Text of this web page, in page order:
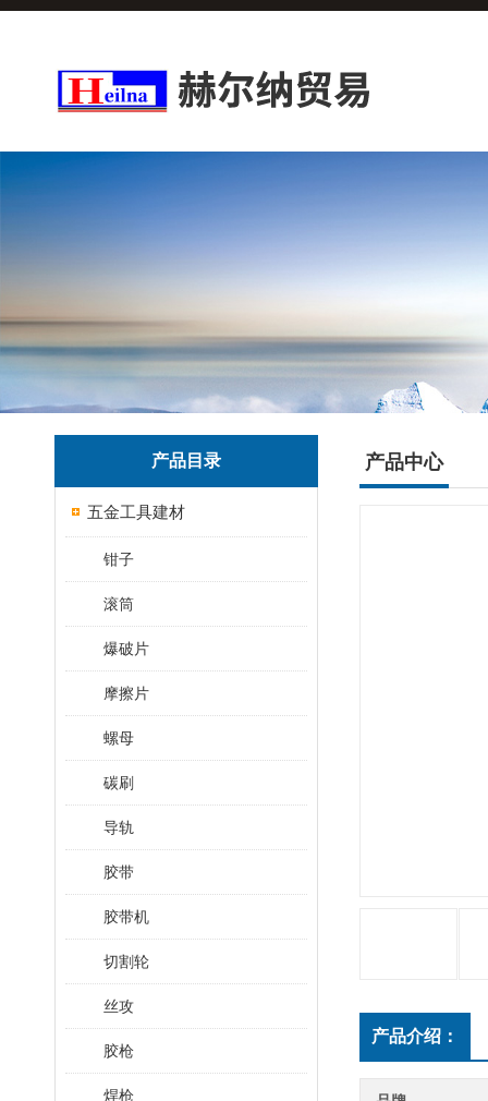
产品目录
五金工具建材
钳子
滚筒
爆破片
摩擦片
螺母
碳刷
导轨
胶带
胶带机
切割轮
丝攻
胶枪
焊枪
产品中心
产品介绍：